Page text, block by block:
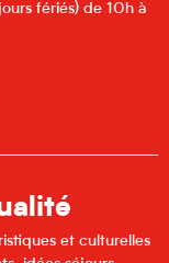
fériés) de 10h à
et culturelles